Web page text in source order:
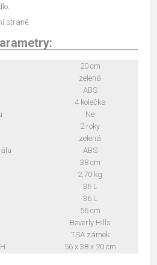
straně.
20 cm
zelená
ABS
4 kolečka
Ne
2 roky
zelená
ABS
38 cm
2,70 kg
36 L
36 L
56 cm
Beverly Hills
TSA zámek
56 x 38 x 20 cm